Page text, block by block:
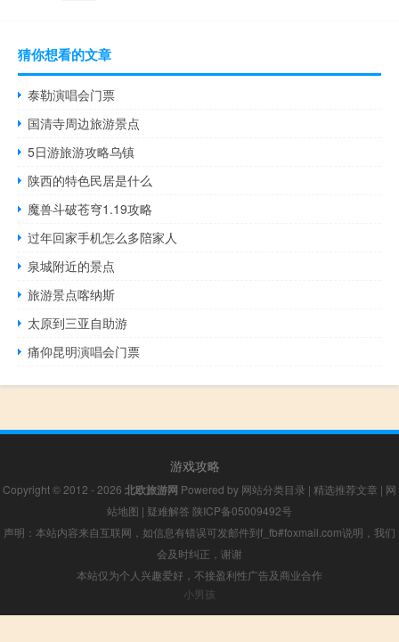
猜你想看的文章
泰勒演唱会门票
国清寺周边旅游景点
5日游旅游攻略乌镇
陕西的特色民居是什么
魔兽斗破苍穹1.19攻略
过年回家手机怎么多陪家人
泉城附近的景点
旅游景点喀纳斯
太原到三亚自助游
痛仰昆明演唱会门票
游戏攻略
Copyright © 2012 - 2026 北欧旅游网 Powered by 网站分类目录 | 精选推荐文章 | 网
站地图 | 疑难解答 陕ICP备05009492号
声明：本站内容来自互联网，如信息有错误可发邮件到f_fb#foxmail.com说明，我们
会及时纠正，谢谢
本站仅为个人兴趣爱好，不接盈利性广告及商业合作
小男孩